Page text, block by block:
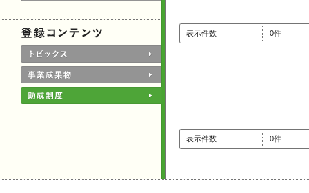
表示件数 0件
表示件数 0件